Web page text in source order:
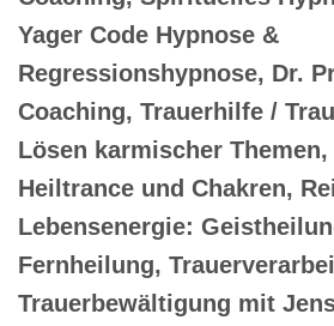
Yager Code Hypnose &
Regressionshypnose, Dr.
Coaching, Trauerhilfe /
Lösen karmischer
Heiltrance und Chakren,
Lebensenergie:
Fernheilung,
Trauerbewältigung mit